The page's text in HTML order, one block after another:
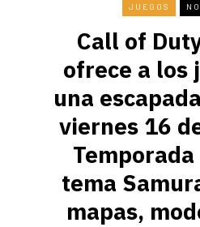
JUEGOS
Call of
ofrece a los
una
viernes 16
tema
mapas,